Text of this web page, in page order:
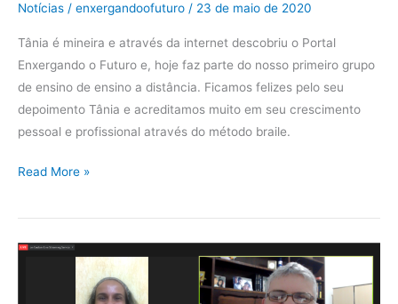
Notícias / enxergandoofuturo / 23 de maio de 2020
Tânia é mineira e através da internet descobriu o Portal
Enxergando o Futuro e, hoje faz parte do nosso primeiro grupo
de ensino de ensino a distância. Ficamos felizes pelo seu
depoimento Tânia e acreditamos muito em seu crescimento
pessoal e profissional através do método braile.
Read More »
Live